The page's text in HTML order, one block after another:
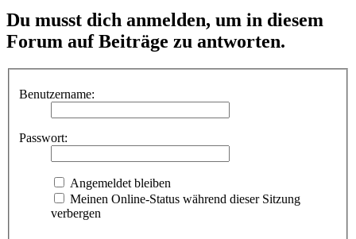
Du musst dich anmelden, um in diesem
Forum auf Beiträge zu antworten.
Benutzername:
Passwort:
Angemeldet bleiben
Meinen Online-Status während dieser Sitzung
verbergen